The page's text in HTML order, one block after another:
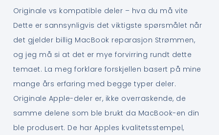
Originale vs kompatible deler – hva du må vite
Dette er sannsynligvis det viktigste spørsmålet når
det gjelder billig MacBook reparasjon Strømmen,
og jeg må si at det er mye forvirring rundt dette
temaet. La meg forklare forskjellen basert på mine
mange års erfaring med begge typer deler.
Originale Apple-deler er, ikke overraskende, de
samme delene som ble brukt da MacBook-en din
ble produsert. De har Apples kvalitetsstempel,